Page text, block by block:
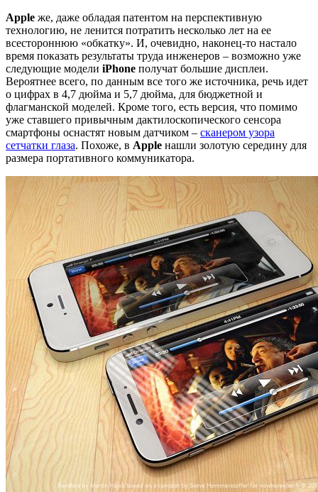
Apple же, даже обладая патентом на перспективную
технологию, не ленится потратить несколько лет на ее
всестороннюю «обкатку». И, очевидно, наконец-то настало
время показать результаты труда инженеров – возможно уже
следующие модели iPhone получат большие дисплеи.
Вероятнее всего, по данным все того же источника, речь идет
о цифрах в 4,7 дюйма и 5,7 дюйма, для бюджетной и
флагманской моделей. Кроме того, есть версия, что помимо
уже ставшего привычным дактилоскопического сенсора
смартфоны оснастят новым датчиком – сканером узора
сетчатки глаза. Похоже, в Apple нашли золотую середину для
размера портативного коммуникатора.